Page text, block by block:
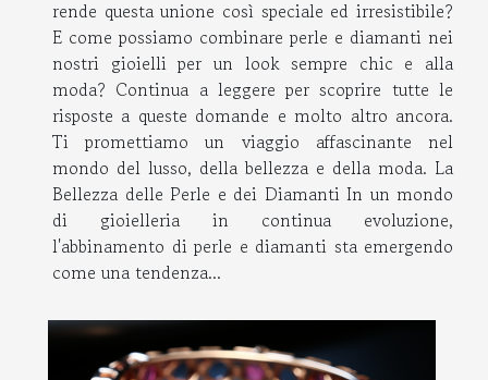
rende questa unione così speciale ed irresistibile?
E come possiamo combinare perle e diamanti nei
nostri gioielli per un look sempre chic e alla
moda? Continua a leggere per scoprire tutte le
risposte a queste domande e molto altro ancora.
Ti promettiamo un viaggio affascinante nel
mondo del lusso, della bellezza e della moda. La
Bellezza delle Perle e dei Diamanti In un mondo
di gioielleria in continua evoluzione,
l'abbinamento di perle e diamanti sta emergendo
come una tendenza...